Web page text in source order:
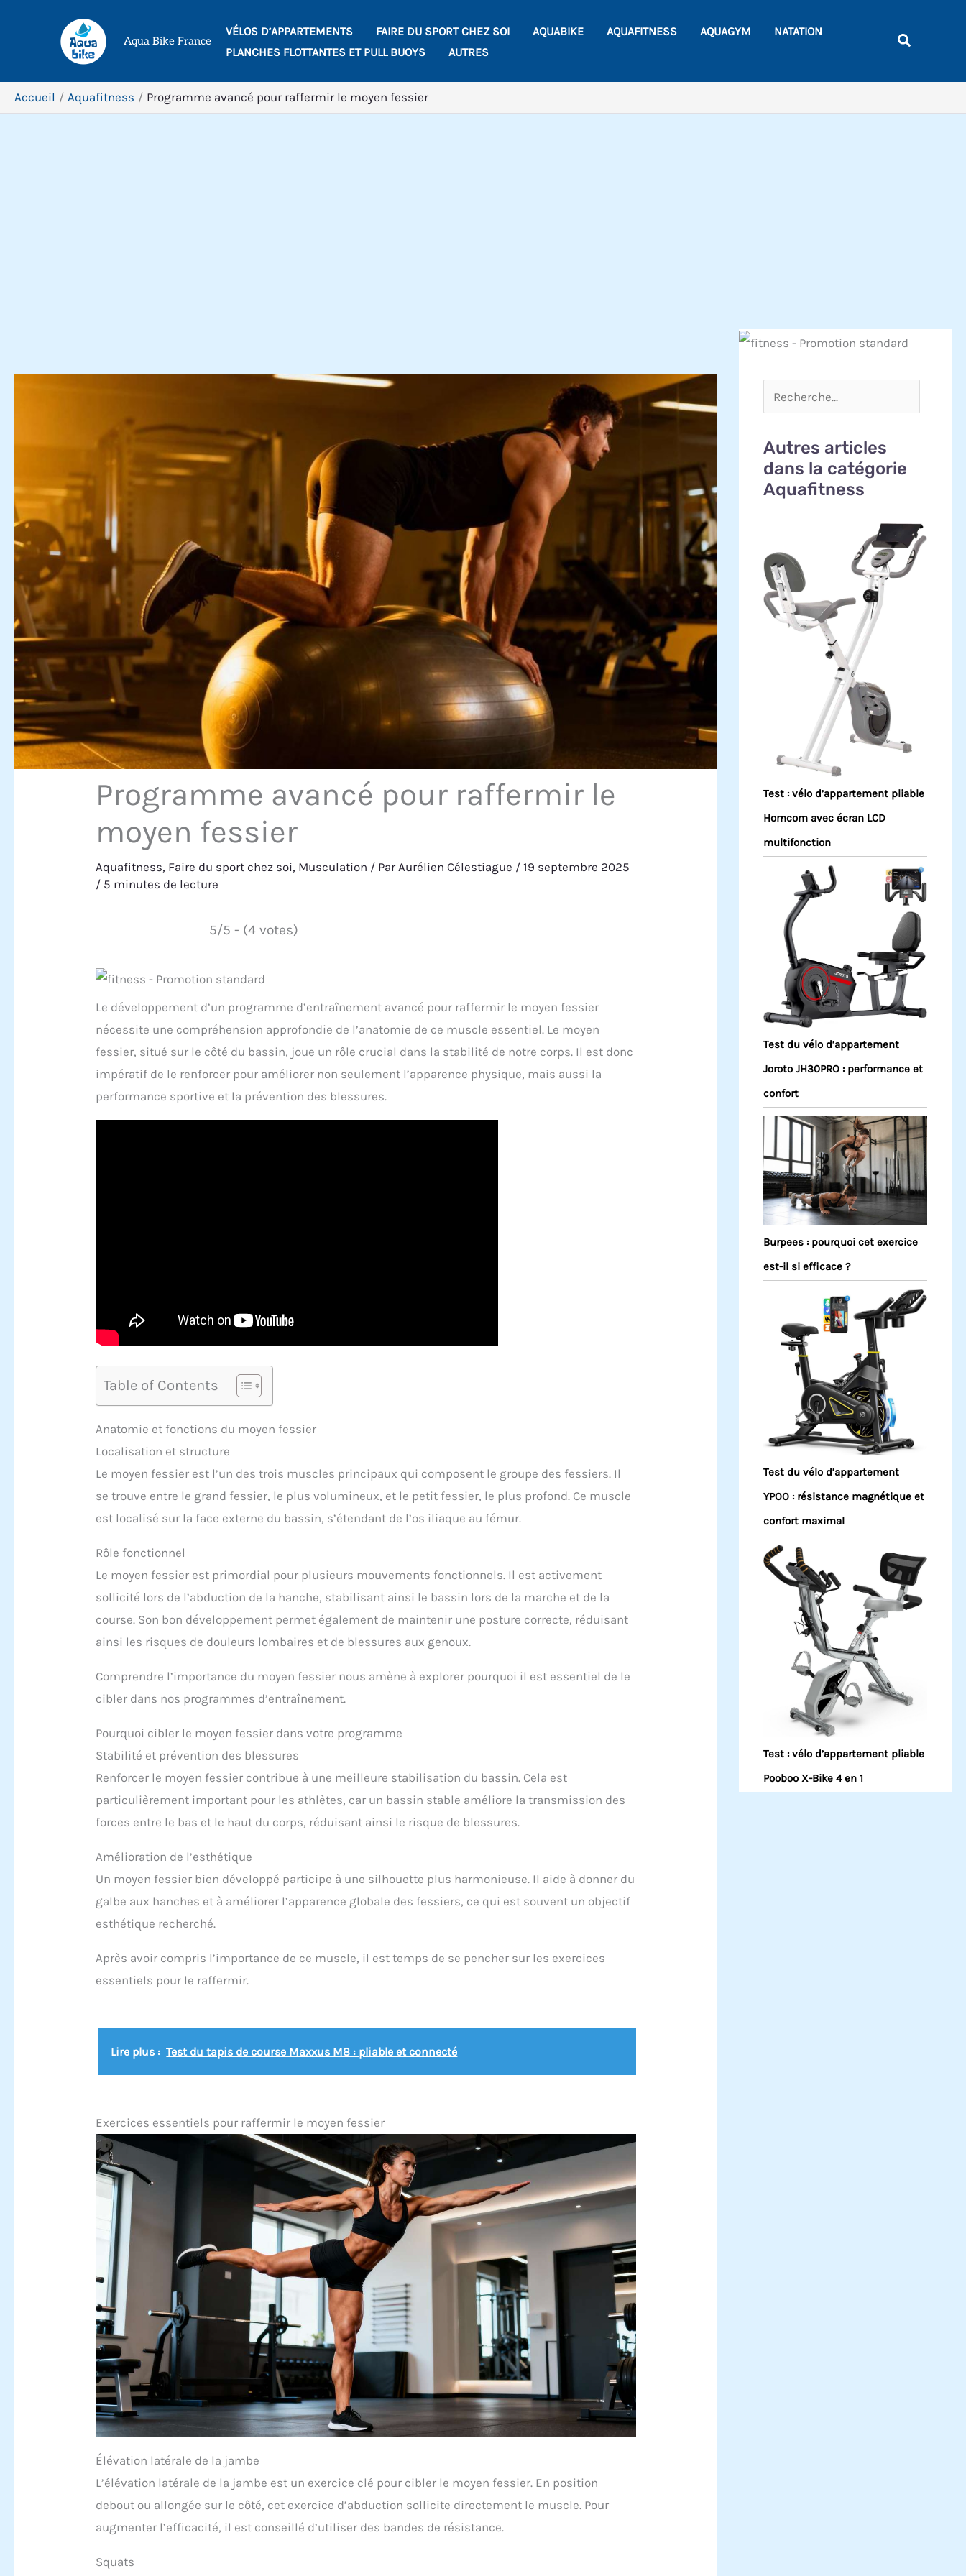
Aqua Bike France
VÉLOS D’APPARTEMENTS FAIRE DU SPORT CHEZ SOI AQUABIKE AQUAFITNESS AQUAGYM
NATATION
PLANCHES FLOTTANTES ET PULL BUOYS
AUTRES
Accueil Aquafitness Programme avancé pour raffermir le moyen fessier
Programme avancé pour raffermir le
moyen fessier
Aquafitness, Faire du sport chez soi, Musculation / ParAurélien Célestiague /19 septembre 2025
/ 5 minutes de lecture
5/5 - (4 votes)
Le développement d’un programme d’entraînement avancé pour raffermir le moyen fessier
nécessite une compréhension approfondie de l’anatomie de ce muscle essentiel. Le moyen
fessier, situé sur le côté du bassin, joue un rôle crucial dans la stabilité de notre corps. Il est donc
impératif de le renforcer pour améliorer non seulement l’apparence physique, mais aussi la
performance sportive et la prévention des blessures.
Table of Contents
Anatomie et fonctions du moyen fessier
Localisation et structure
Le moyen fessier est l’un des trois muscles principaux qui composent le groupe des fessiers. Il
se trouve entre le grand fessier, le plus volumineux, et le petit fessier, le plus profond. Ce muscle
est localisé sur la face externe du bassin, s’étendant de l’os iliaque au fémur.
Rôle fonctionnel
Le moyen fessier est primordial pour plusieurs mouvements fonctionnels. Il est activement
sollicité lors de l’abduction de la hanche, stabilisant ainsi le bassin lors de la marche et de la
course. Son bon développement permet également de maintenir une posture correcte, réduisant
ainsi les risques de douleurs lombaires et de blessures aux genoux.
Comprendre l’importance du moyen fessier nous amène à explorer pourquoi il est essentiel de le
cibler dans nos programmes d’entraînement.
Pourquoi cibler le moyen fessier dans votre programme
Stabilité et prévention des blessures
Renforcer le moyen fessier contribue à une meilleure stabilisation du bassin. Cela est
particulièrement important pour les athlètes, car un bassin stable améliore la transmission des
forces entre le bas et le haut du corps, réduisant ainsi le risque de blessures.
Amélioration de l’esthétique
Un moyen fessier bien développé participe à une silhouette plus harmonieuse. Il aide à donner du
galbe aux hanches et à améliorer l’apparence globale des fessiers, ce qui est souvent un objectif
esthétique recherché.
Après avoir compris l’importance de ce muscle, il est temps de se pencher sur les exercices
essentiels pour le raffermir.
Lire plus : Test du tapis de course Maxxus M8 : pliable et connecté
Exercices essentiels pour raffermir le moyen fessier
Élévation latérale de la jambe
L’élévation latérale de la jambe est un exercice clé pour cibler le moyen fessier. En position
debout ou allongée sur le côté, cet exercice d’abduction sollicite directement le muscle. Pour
augmenter l’efficacité, il est conseillé d’utiliser des bandes de résistance.
Squats
Autres articles
dans la catégorie
Aquafitness
Test : vélo d’appartement pliable
Homcom avec écran LCD
multifonction
Test du vélo d’appartement
Joroto JH30PRO : performance et
confort
Burpees : pourquoi cet exercice
est-il si efficace ?
Test du vélo d’appartement
YPOO : résistance magnétique et
confort maximal
Test : vélo d’appartement pliable
Pooboo X-Bike 4 en 1